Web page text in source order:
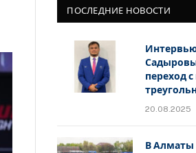
ПОСЛЕДНИЕ НОВОСТИ
переход
20.08.2025
В Алматы